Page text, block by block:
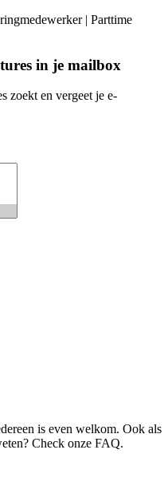
| Parttime
in je mailbox
zoekt en vergeet je e-
is even welkom. Ook als
Check onze FAQ.